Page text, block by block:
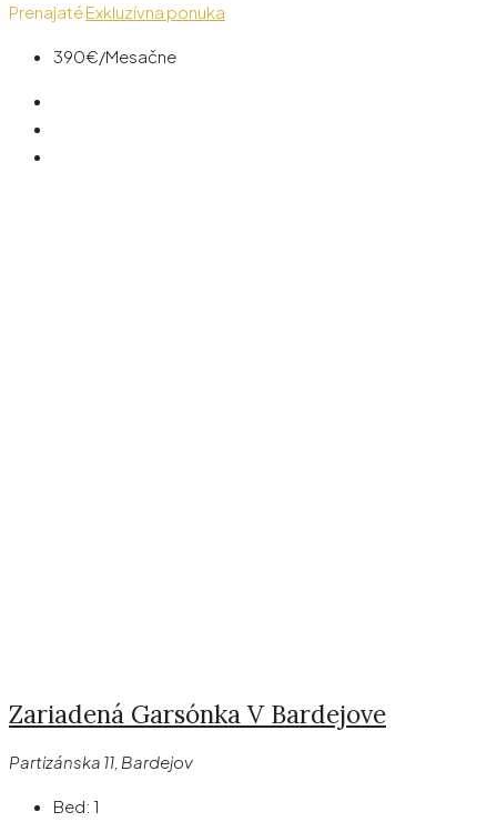
PrenajatéExkluzívna ponuka
390€/Mesačne
Zariadená Garsónka V Bardejove
Partizánska 11, Bardejov
Bed: 1